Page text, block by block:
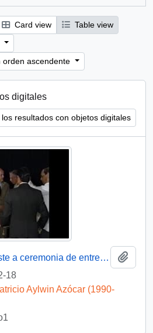
Card view
Table view
orden ascendente
digitales
resultados con objetos digitales
Presidente Aylwin asiste a ceremonia de entrega de Condecoración a Generales del Ejercito : video
18
Aylwin Azócar (1990-